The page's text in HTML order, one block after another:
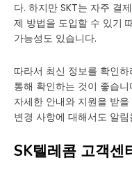
다. 하지만 SKT는 자주 결
제 방법을 도입할 수 있기
가능성도 있습니다.
따라서 최신 정보를 확인
통해 확인하는 것이 좋습
자세한 안내와 지원을 받
변경 사항에 대해서도 알
SK텔레콤 고객센